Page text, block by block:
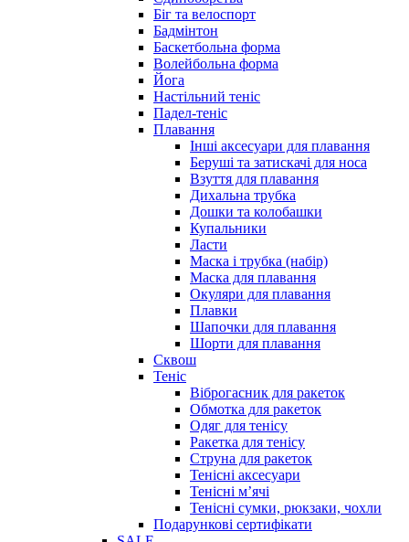
Біг та велоспорт
Бадмінтон
Баскетбольна форма
Волейбольна форма
Йога
Настільний теніс
Падел-теніс
Плавання
Інші аксесуари для плавання
Беруші та затискачі для носа
Взуття для плавання
Дихальна трубка
Дошки та колобашки
Купальники
Ласти
Маска і трубка (набір)
Маска для плавання
Окуляри для плавання
Плавки
Шапочки для плавання
Шорти для плавання
Сквош
Теніс
Віброгасник для ракеток
Обмотка для ракеток
Одяг для тенісу
Ракетка для тенісу
Струна для ракеток
Тенісні аксесуари
Тенісні мʼячі
Тенісні сумки, рюкзаки, чохли
Подарункові сертифікати